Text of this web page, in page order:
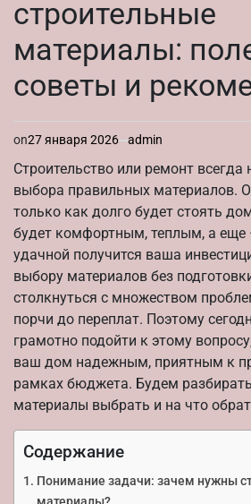
строительные
материалы:
советы и
on27 января 2026 admin
Строительство или ремонт всегда
выбора правильных материалов.
только как долго будет стоять
будет комфортным, теплым, а еще
удачной получится ваша
выбору материалов без
столкнуться с множеством
порчи до переплат. Поэтому
грамотно подойти к этому
ваш дом надежным, приятным к
рамках бюджета. Будем
материалы выбрать и на что
Содержание
Понимание задачи: зачем нужны